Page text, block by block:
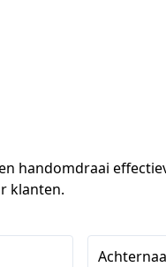
handomdraai
klanten.